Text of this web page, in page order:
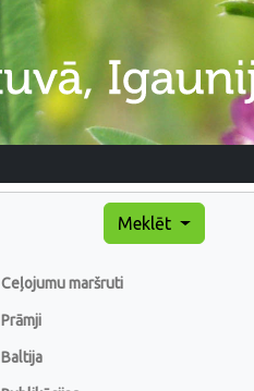
Meklēt
Ceļojumu maršruti
Prāmji
Baltija